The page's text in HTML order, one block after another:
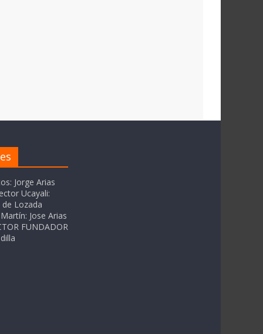
Jorge Arias
Ucayali:
Lozada
Jose Arias
FUNDADOR